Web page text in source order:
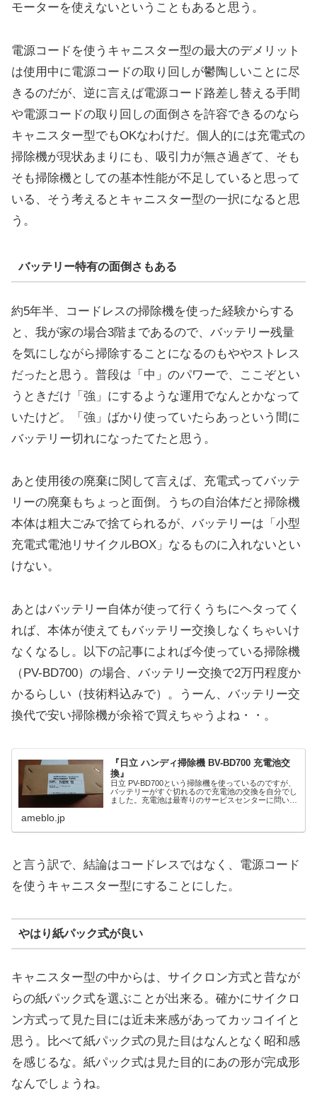
モーターを使えないということもあると思う。
電源コードを使うキャニスター型の最大のデメリット
は使用中に電源コードの取り回しが鬱陶しいことに尽
きるのだが、逆に言えば電源コード路差し替える手間
や電源コードの取り回しの面倒さを許容できるのなら
キャニスター型でもOKなわけだ。個人的には充電式の
掃除機が現状あまりにも、吸引力が無さ過ぎて、そも
そも掃除機としての基本性能が不足していると思って
いる、そう考えるとキャニスター型の一択になると思
う。
バッテリー特有の面倒さもある
約5年半、コードレスの掃除機を使った経験からする
と、我が家の場合3階まであるので、バッテリー残量
を気にしながら掃除することになるのもややストレス
だったと思う。普段は「中」のパワーで、ここぞとい
うときだけ「強」にするような運用でなんとかなって
いたけど。「強」ばかり使っていたらあっという間に
バッテリー切れになったてたと思う。
あと使用後の廃棄に関して言えば、充電式ってバッテ
リーの廃棄もちょっと面倒。うちの自治体だと掃除機
本体は粗大ごみで捨てられるが、バッテリーは「小型
充電式電池リサイクルBOX」なるものに入れないとい
けない。
あとはバッテリー自体が使って行くうちにヘタってく
れば、本体が使えてもバッテリー交換しなくちゃいけ
なくなるし。以下の記事によれば今使っている掃除機
（PV-BD700）の場合、バッテリー交換で2万円程度か
かるらしい（技術料込みで）。うーん、バッテリー交
換代で安い掃除機が余裕で買えちゃうよね・・。
『日立 ハンディ掃除機 BV-BD700 充電池交
換』
日立 PV-BD700という掃除機を使っているのですが、
バッテリーがすぐ切れるので充電池の交換を自分でし
ました。充電池は最寄りのサービスセンターに問い合
ameblo.jp
と言う訳で、結論はコードレスではなく、電源コード
を使うキャニスター型にすることにした。
やはり紙パック式が良い
キャニスター型の中からは、サイクロン方式と昔なが
らの紙パック式を選ぶことが出来る。確かにサイクロ
ン方式って見た目には近未来感があってカッコイイと
思う。比べて紙パック式の見た目はなんとなく昭和感
を感じるな。紙パック式は見た目的にあの形が完成形
なんでしょうね。